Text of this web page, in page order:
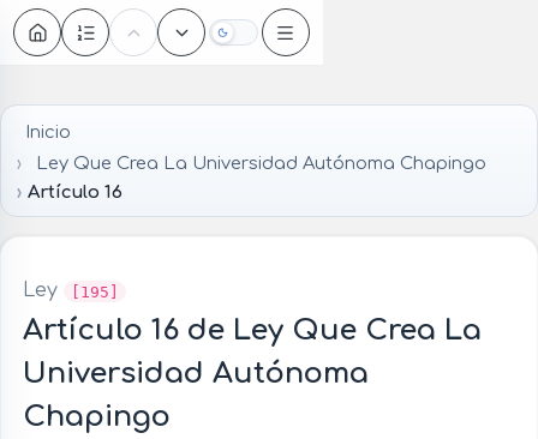
Oscuro
Inicio
Ley Que Crea La Universidad Autónoma Chapingo
Artículo 16
Ley [195]
Artículo 16 de Ley Que Crea La
Universidad Autónoma
Chapingo